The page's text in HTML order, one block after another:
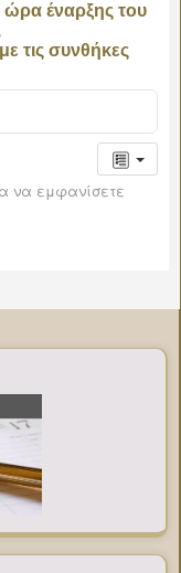
έναρξης του
τις συνθήκες
να εμφανίσετε